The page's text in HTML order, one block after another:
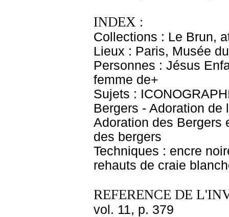
INDEX :
Collections : Le Brun,
Lieux : Paris, Musée
Personnes : Jésus
femme de+
Sujets :
Bergers - Adoration
Adoration des Bergers
des bergers
Techniques : encre
rehauts de craie
REFERENCE DE
vol. 11, p. 379